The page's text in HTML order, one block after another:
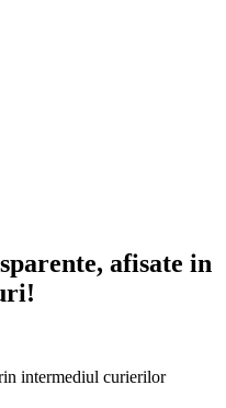
afisate in
intermediul curierilor